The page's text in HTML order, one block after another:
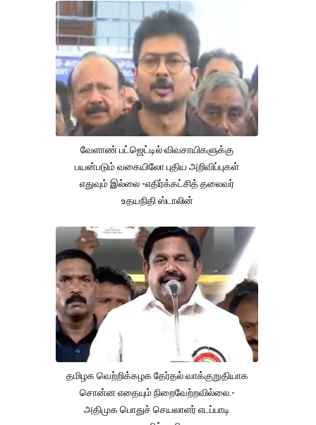
வேளாண் பட்ஜெட்டில் விவசாயிகளுக்கு
பயன்படும் வகையிலோ புதிய அறிவிப்புகள்
எதுவும் இல்லை -எதிர்க்கட்சித் தலைவர்
உதயநிதி ஸ்டாலின்
தமிழக வெற்றிக்கழக தேர்தல் வாக்குறுதியாக
சொன்ன எதையும் நிறைவேற்றவில்லை.-
அதிமுக பொதுச் செயலாளர் எடப்பாடி